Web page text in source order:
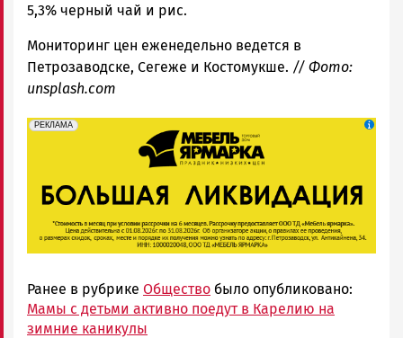
5,3% черный чай и рис.
Мониторинг цен еженедельно ведется в
Петрозаводске, Сегеже и Костомукше. // Фото:
unsplash.com
erid: 2SDnjeFymr3
РЕКЛАМА
Реклама
Ранее в рубрике Общество было опубликовано:
Мамы с детьми активно поедут в Карелию на
зимние каникулы